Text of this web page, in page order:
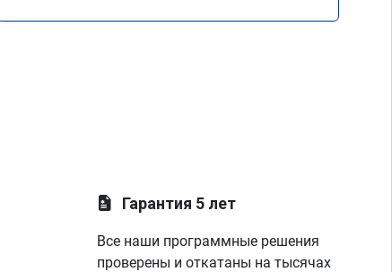
Гарантия 5 лет
Все наши программные решения
проверены и откатаны на тысячах